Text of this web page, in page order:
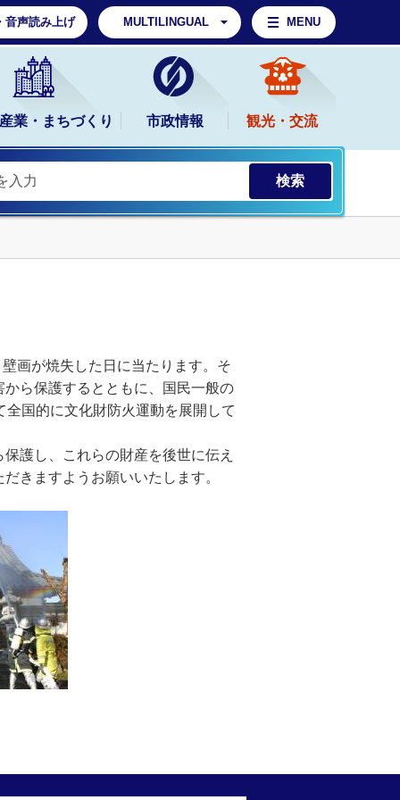
音声読み上げ MULTILINGUAL MENU
業・まちづくり 市政情報 観光・交流
画が焼失した日に当たります。そ
ら保護するとともに、国民一般の
国的に文化財防火運動を展開して
護し、これらの財産を後世に伝え
きますようお願いいたします。